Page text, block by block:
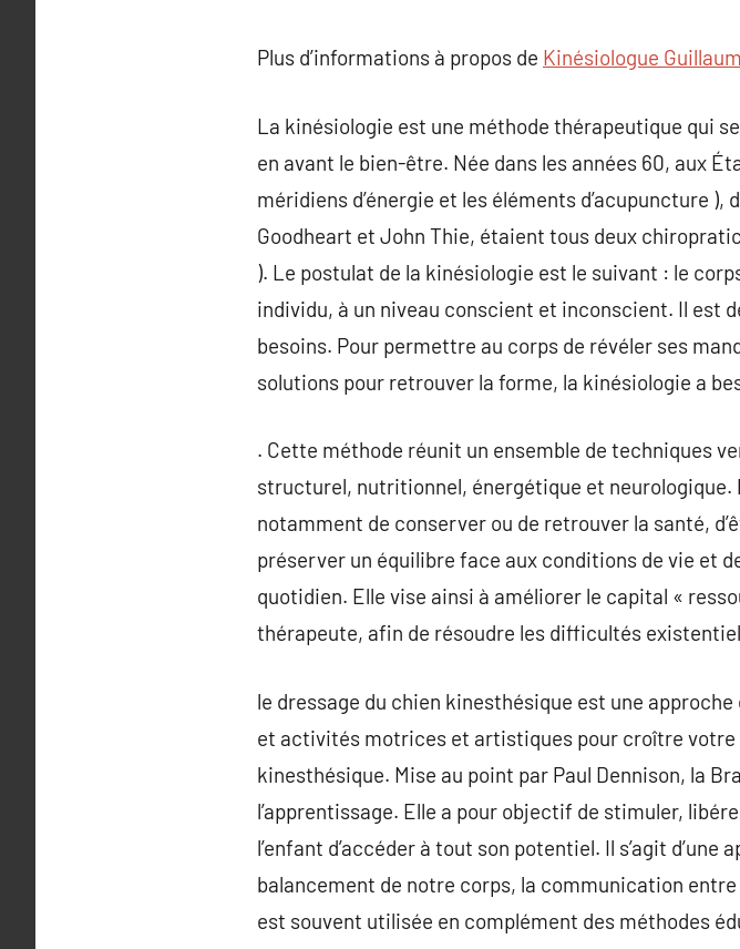
Plus d’informations à propos de Kinésiologue
La kinésiologie est une méthode thérapeutique qui
en avant le bien-être. Née dans les années 60, aux
méridiens d’énergie et les éléments d’acupuncture
Goodheart et John Thie, étaient tous deux
). Le postulat de la kinésiologie est le suivant : le
individu, à un niveau conscient et inconscient. Il est
besoins. Pour permettre au corps de révéler ses
solutions pour retrouver la forme, la kinésiologie a
. Cette méthode réunit un ensemble de techniques
structurel, nutritionnel, énergétique et
notamment de conserver ou de retrouver la santé,
préserver un équilibre face aux conditions de vie et
quotidien. Elle vise ainsi à améliorer le capital «
thérapeute, afin de résoudre les difficultés
le dressage du chien kinesthésique est une
et activités motrices et artistiques pour croître votre
kinesthésique. Mise au point par Paul Dennison, la
l’apprentissage. Elle a pour objectif de stimuler,
l’enfant d’accéder à tout son potentiel. Il s’agit
balancement de notre corps, la communication
est souvent utilisée en complément des méthodes